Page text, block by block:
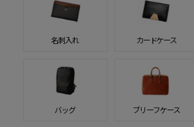
名刺入れ カードケース
バッグ ブリーフケース